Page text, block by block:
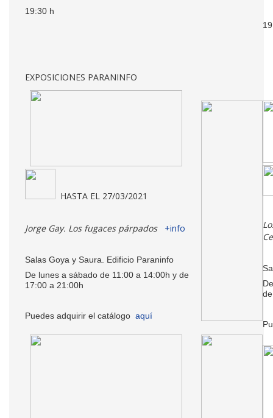
19:30 h
EXPOSICIONES PARANINFO
HASTA EL 27/03/2021
Jorge Gay. Los fugaces párpados +info
Salas Goya y Saura. Edificio Paraninfo
De lunes a sábado de 11:00 a 14:00h y de
17:00 a 21:00h
Puedes adquirir el catálogo aquí